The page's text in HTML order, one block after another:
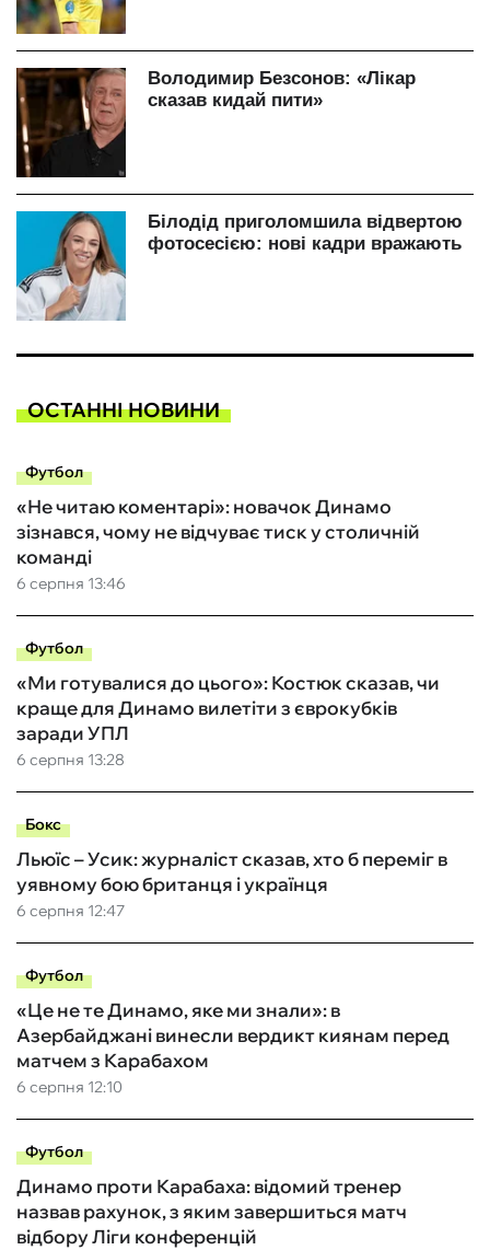
ОСТАННІ НОВИНИ
Футбол
6 серпня 13:46
«Не читаю коментарі»: новачок Динамо
зізнався, чому не відчуває тиск у столичній
команді
Футбол
6 серпня 13:28
«Ми готувалися до цього»: Костюк сказав, чи
краще для Динамо вилетіти з єврокубків
заради УПЛ
Бокс
6 серпня 12:47
Льюїс – Усик: журналіст сказав, хто б переміг в
уявному бою британця і українця
Футбол
6 серпня 12:10
«Це не те Динамо, яке ми знали»: в
Азербайджані винесли вердикт киянам перед
матчем з Карабахом
Футбол
Динамо проти Карабаха: відомий тренер
назвав рахунок, з яким завершиться матч
відбору Ліги конференцій